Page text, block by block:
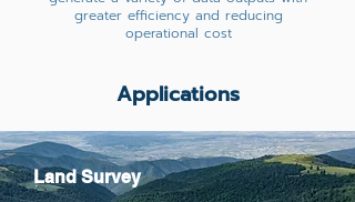
greater efficiency and reducing
operational cost
Applications
Land Survey